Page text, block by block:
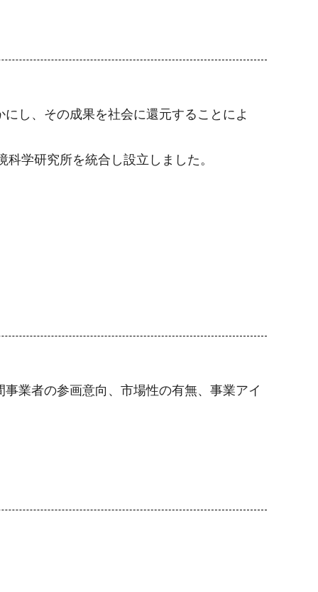
し、その成果を社会に還元することによ
学研究所を統合し設立しました。
業者の参画意向、市場性の有無、事業アイ